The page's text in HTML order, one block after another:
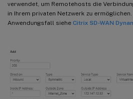
verwendet, um Remotehosts die
in Ihrem privaten Netzwerk zu
Anwendungsfall siehe Citrix SD-WAN